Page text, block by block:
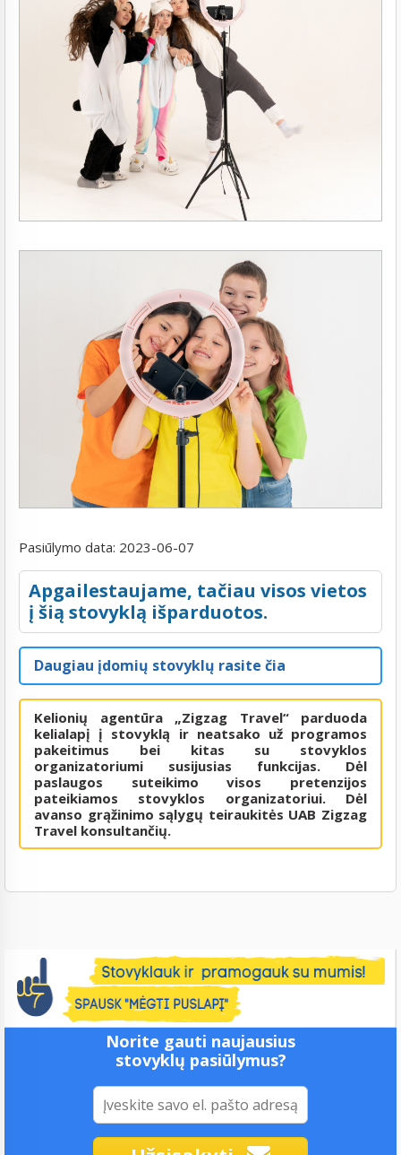
Pasiūlymo data: 2023-06-07
Apgailestaujame, tačiau visos vietos
į šią stovyklą išparduotos.
Daugiau įdomių stovyklų rasite čia
Kelionių agentūra „Zigzag Travel“ parduoda
kelialapį į stovyklą ir neatsako už programos
pakeitimus bei kitas su stovyklos
organizatoriumi susijusias funkcijas. Dėl
paslaugos suteikimo visos pretenzijos
pateikiamos stovyklos organizatoriui. Dėl
avanso grąžinimo sąlygų teiraukitės UAB Zigzag
Travel konsultančių.
Norite gauti naujausius
stovyklų pasiūlymus?